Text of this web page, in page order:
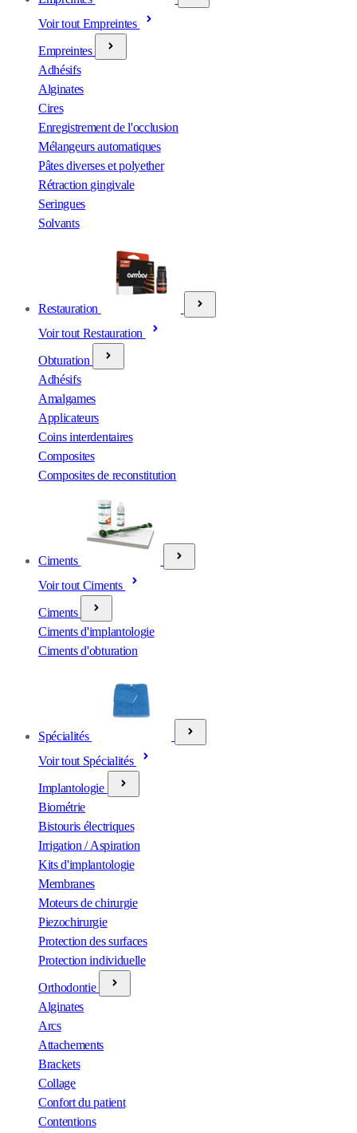
Voir tout Empreintes
Empreintes
Adhésifs
Alginates
Cires
Enregistrement de l'occlusion
Mélangeurs automatiques
Pâtes diverses et polyether
Rétraction gingivale
Seringues
Solvants
Restauration
Voir tout Restauration
Obturation
Adhésifs
Amalgames
Applicateurs
Coins interdentaires
Composites
Composites de reconstitution
Ciments
Voir tout Ciments
Ciments
Ciments d'implantologie
Ciments d'obturation
Spécialités
Voir tout Spécialités
Implantologie
Biométrie
Bistouris électriques
Irrigation / Aspiration
Kits d'implantologie
Membranes
Moteurs de chirurgie
Piezochirurgie
Protection des surfaces
Protection individuelle
Orthodontie
Alginates
Arcs
Attachements
Brackets
Collage
Confort du patient
Contentions